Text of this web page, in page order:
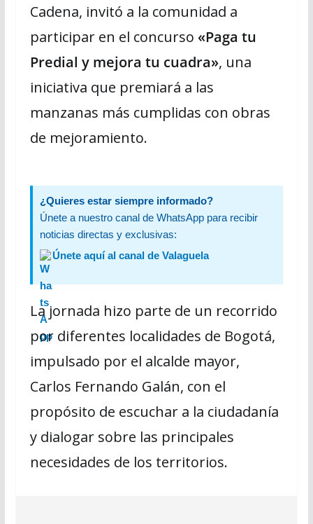
Cadena, invitó a la comunidad a
participar en el concurso «Paga tu
Predial y mejora tu cuadra», una
iniciativa que premiará a las
manzanas más cumplidas con obras
de mejoramiento.
¿Quieres estar siempre informado?
Únete a nuestro canal de WhatsApp para recibir
noticias directas y exclusivas:
Únete aquí al canal de Valaguela
La jornada hizo parte de un recorrido
por diferentes localidades de Bogotá,
impulsado por el alcalde mayor,
Carlos Fernando Galán, con el
propósito de escuchar a la ciudadanía
y dialogar sobre las principales
necesidades de los territorios.